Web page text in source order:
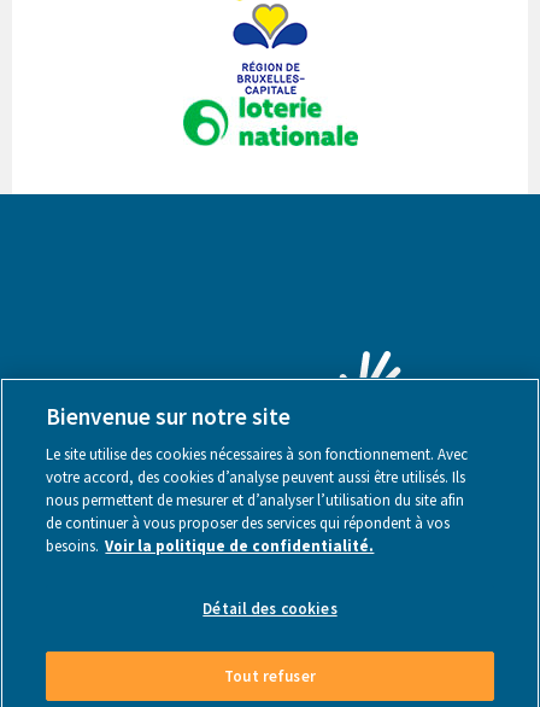
Bienvenue sur notre site
Le site utilise des cookies nécessaires à son fonctionnement. Avec
votre accord, des cookies d’analyse peuvent aussi être utilisés. Ils
nous permettent de mesurer et d’analyser l’utilisation du site afin
de continuer à vous proposer des services qui répondent à vos
besoins. Voir la politique de confidentialité.
Détail des cookies
Tout refuser